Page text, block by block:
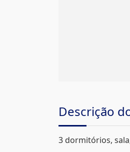
Descrição
3 dormitórios,